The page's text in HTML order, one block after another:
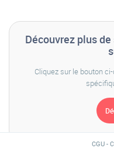
Découvrez plus
Cliquez sur le bouton
CGU-